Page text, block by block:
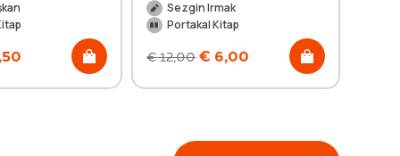
Sezgin Irmak
Portakal Kitap
€12,00 € 6,00